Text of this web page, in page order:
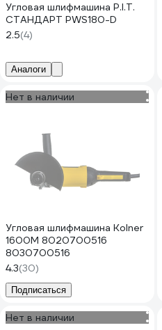
Угловая шлифмашина P.I.T.
СТАНДАРТ PWS180-D
2.5(4)
Аналоги
Нет в наличии
Угловая шлифмашина Kolner
1600M 8020700516
8030700516
4.3(30)
Подписаться
Нет в наличии